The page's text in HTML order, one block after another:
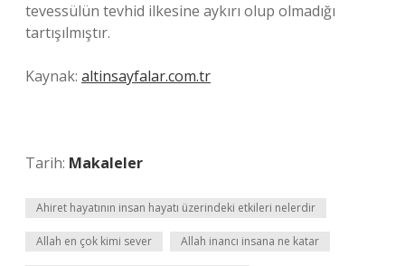
tevessülün tevhid ilkesine aykırı olup olmadığı
tartışılmıştır.
Kaynak: altinsayfalar.com.tr
Tarih: Makaleler
Ahiret hayatının insan hayatı üzerindeki etkileri nelerdir
Allah en çok kimi sever Allah inancı insana ne katar